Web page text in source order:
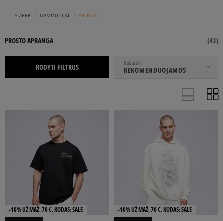
SIZEER GAMINTOJAI PROSTO
PROSTO APRANGA (42)
RODYTI FILTRUS Rušiuoti
REKOMENDUOJAMOS
NUO IKI
UNISEX
-10% UŽ MAŽ. 70 €, KODAS: SALE -10% UŽ MAŽ. 70 €, KODAS: SALE